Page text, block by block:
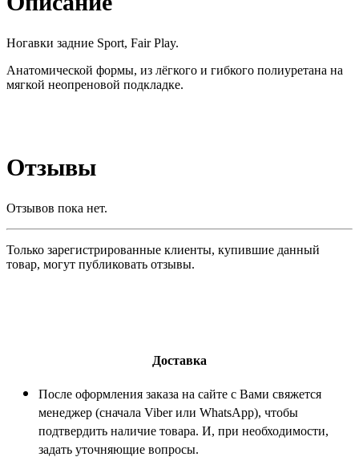
Ногавки задние Sport, Fair Play.
Анатомической формы, из лёгкого и гибкого полиуретана на
мягкой неопреновой подкладке.
Отзывы
Отзывов пока нет.
Только зарегистрированные клиенты, купившие данный
товар, могут публиковать отзывы.
Доставка
После оформления заказа на сайте с Вами свяжется
менеджер (сначала Viber или WhatsApp), чтобы
подтвердить наличие товара. И, при необходимости,
задать уточняющие вопросы.